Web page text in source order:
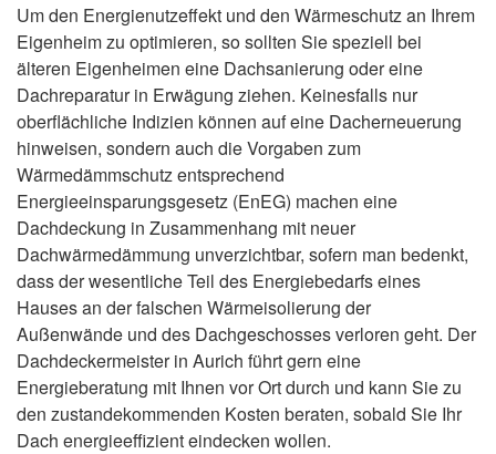
Um den Energienutzeffekt und den Wärmeschutz an Ihrem
Eigenheim zu optimieren, so sollten Sie speziell bei
älteren Eigenheimen eine Dachsanierung oder eine
Dachreparatur in Erwägung ziehen. Keinesfalls nur
oberflächliche Indizien können auf eine Dacherneuerung
hinweisen, sondern auch die Vorgaben zum
Wärmedämmschutz entsprechend
Energieeinsparungsgesetz (EnEG) machen eine
Dachdeckung in Zusammenhang mit neuer
Dachwärmedämmung unverzichtbar, sofern man bedenkt,
dass der wesentliche Teil des Energiebedarfs eines
Hauses an der falschen Wärmeisolierung der
Außenwände und des Dachgeschosses verloren geht. Der
Dachdeckermeister in Aurich führt gern eine
Energieberatung mit Ihnen vor Ort durch und kann Sie zu
den zustandekommenden Kosten beraten, sobald Sie Ihr
Dach energieeffizient eindecken wollen.